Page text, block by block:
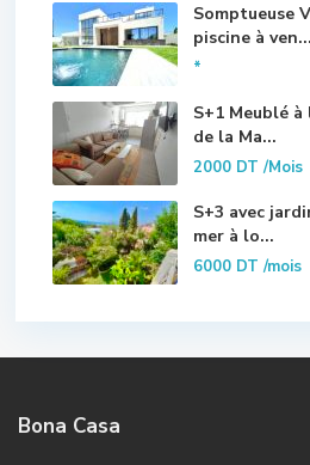
Somptueuse
piscine à ven...
*
S+1 Meublé
de la Ma...
2000 DT/Mois
S+3 avec
mer à lo...
6000 DT/mois
Bona Casa